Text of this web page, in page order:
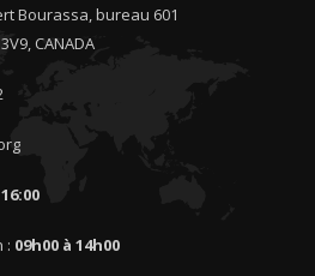
Bourassa, bureau 601
CANADA
: 09h00 à 14h00